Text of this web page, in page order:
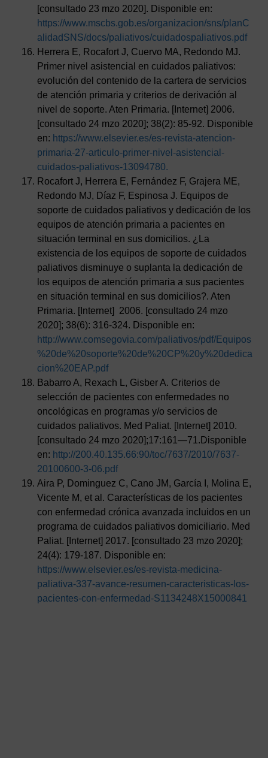
[consultado 23 mzo 2020]. Disponible en:
https://www.mscbs.gob.es/organizacion/sns/planC
alidadSNS/docs/paliativos/cuidadospaliativos.pdf
Herrera E, Rocafort J, Cuervo MA, Redondo MJ.
Primer nivel asistencial en cuidados paliativos:
evolución del contenido de la cartera de servicios
de atención primaria y criterios de derivación al
nivel de soporte. Aten Primaria. [Internet] 2006.
[consultado 24 mzo 2020]; 38(2): 85-92. Disponible
en: https://www.elsevier.es/es-revista-atencion-
primaria-27-articulo-primer-nivel-asistencial-
cuidados-paliativos-13094780.
Rocafort J, Herrera E, Fernández F, Grajera ME,
Redondo MJ, Díaz F, Espinosa J. Equipos de
soporte de cuidados paliativos y dedicación de los
equipos de atención primaria a pacientes en
situación terminal en sus domicilios. ¿La
existencia de los equipos de soporte de cuidados
paliativos disminuye o suplanta la dedicación de
los equipos de atención primaria a sus pacientes
en situación terminal en sus domicilios?. Aten
Primaria. [Internet] 2006. [consultado 24 mzo
2020]; 38(6): 316-324. Disponible en:
http://www.comsegovia.com/paliativos/pdf/Equipos
%20de%20soporte%20de%20CP%20y%20dedica
cion%20EAP.pdf
Babarro A, Rexach L, Gisber A. Criterios de
selección de pacientes con enfermedades no
oncológicas en programas y/o servicios de
cuidados paliativos. Med Paliat. [Internet] 2010.
[consultado 24 mzo 2020];17:161—71.Disponible
en: http://200.40.135.66:90/toc/7637/2010/7637-
20100600-3-06.pdf
Aira P, Dominguez C, Cano JM, García I, Molina E,
Vicente M, et al. Características de los pacientes
con enfermedad crónica avanzada incluidos en un
programa de cuidados paliativos domiciliario. Med
Paliat. [Internet] 2017. [consultado 23 mzo 2020];
24(4): 179-187. Disponible en:
https://www.elsevier.es/es-revista-medicina-
paliativa-337-avance-resumen-caracteristicas-los-
pacientes-con-enfermedad-S1134248X15000841